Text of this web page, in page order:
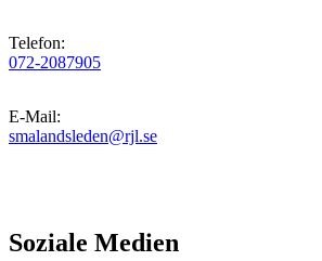
Telefon:
072-2087905
E-Mail:
smalandsleden@rjl.se
Soziale Medien